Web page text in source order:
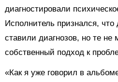
диагностировали
Исполнитель признался, что
ставили диагнозов, но те не
собственный подход к
«Как я уже говорил в